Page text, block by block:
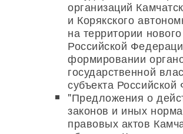
организаций
и Корякского
на территории
Российской
формировании
государственной
субъекта
"Предложения о
законов и иных
правовых актов